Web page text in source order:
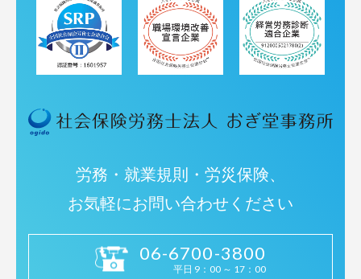
労務・就業規則・労災保険、
お気軽にお問い合わせください
06-6700-3800
平日 9：00 ～ 17：00